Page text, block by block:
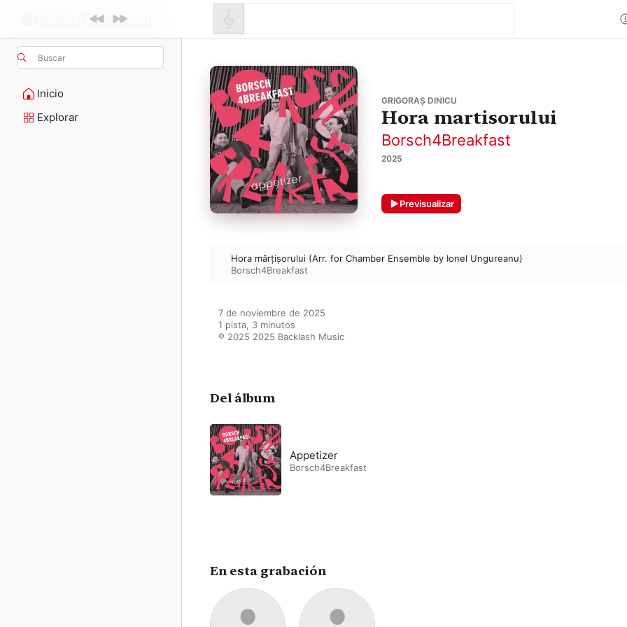
Buscar
Inicio
Explorar
GRIGORAȘ DINICU
Hora martisorului
Borsch4Breakfast
2025
Previsualizar
Hora mărțișorului (Arr. for Chamber Ensemble by Ionel Ungureanu)
Borsch4Breakfast
7 de noviembre de 2025
1 pista, 3 minutos
℗ 2025 2025 Backlash Music
Del álbum
Appetizer
Borsch4Breakfast
En esta grabación